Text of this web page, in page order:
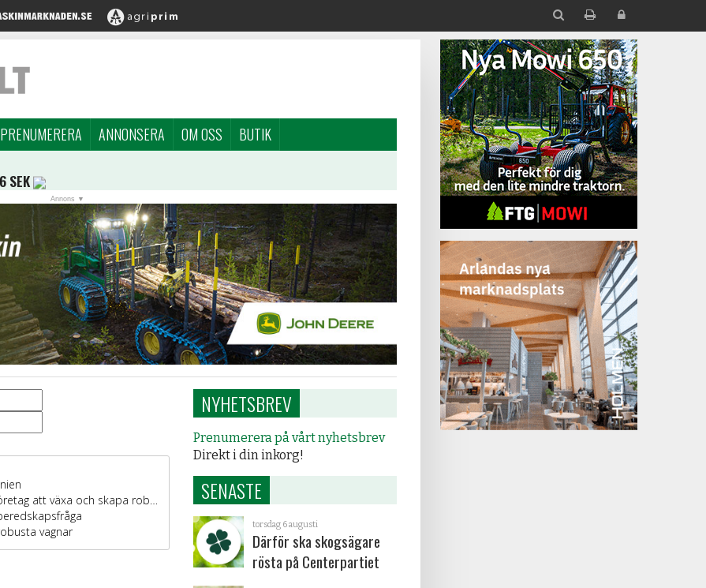
PRENUMERERA ANNONSERA OM OSS
BUTIK
NYHETSBREV
Prenumerera på vårt nyhetsbrev
Direkt i din inkorg!
SENASTE
torsdag 6 augusti
Därför ska skogsägare
rösta på Centerpartiet